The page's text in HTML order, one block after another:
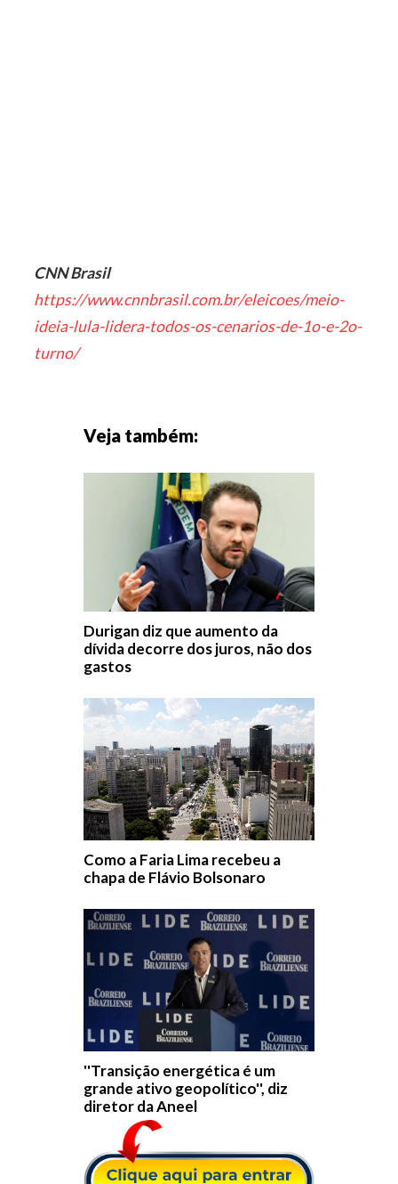
CNN Brasil
https://www.cnnbrasil.com.br/eleicoes/meio-
ideia-lula-lidera-todos-os-cenarios-de-1o-e-2o-
turno/
Veja também:
Durigan diz que aumento da
dívida decorre dos juros, não dos
gastos
Como a Faria Lima recebeu a
chapa de Flávio Bolsonaro
''Transição energética é um
grande ativo geopolítico'', diz
diretor da Aneel